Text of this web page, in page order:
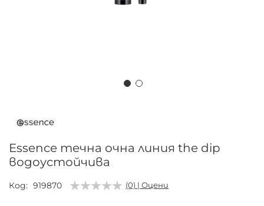
началото
галерия
със
снимки
Essence течна очна линия the dip
водоустойчива
Код 919870 (0) | Оцени